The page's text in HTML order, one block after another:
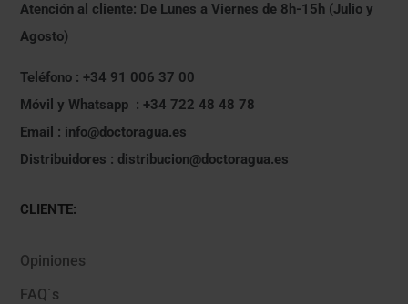
Atención al cliente: De Lunes a Viernes de 8h-15h (Julio y
Agosto)
Teléfono : +34 91 006 37 00
Móvil y Whatsapp : +34 722 48 48 78
Email : info@doctoragua.es
Distribuidores : distribucion@doctoragua.es
CLIENTE:
Opiniones
FAQ´s